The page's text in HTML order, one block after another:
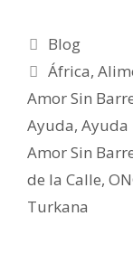
Blog
África,
Amor Sin
Ayuda,
Amor Sin
de la Calle,
Turkana